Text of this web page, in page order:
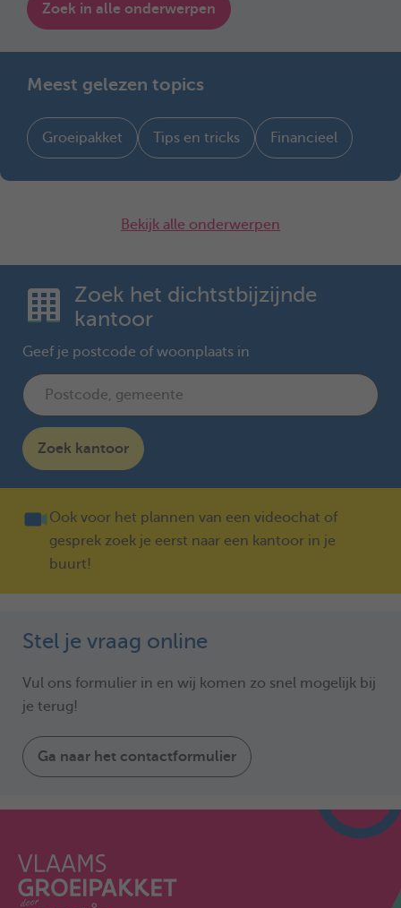
Zoek in alle onderwerpen
Meest gelezen topics
Groeipakket Tips en tricks Financieel
Bekijk alle onderwerpen
Zoek het dichtstbijzijnde
kantoor
Geef je postcode of woonplaats in
Zoek kantoor
Ook voor het plannen van een videochat of
gesprek zoek je eerst naar een kantoor in je
buurt!
Stel je vraag online
Vul ons formulier in en wij komen zo snel mogelijk bij
je terug!
Ga naar het contactformulier